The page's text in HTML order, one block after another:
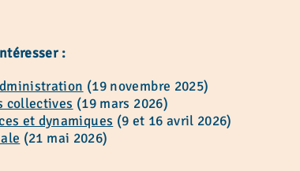
:
(19 novembre 2025)
collectives (19 mars 2026)
et dynamiques (9 et 16 avril 2026)
(21 mai 2026)